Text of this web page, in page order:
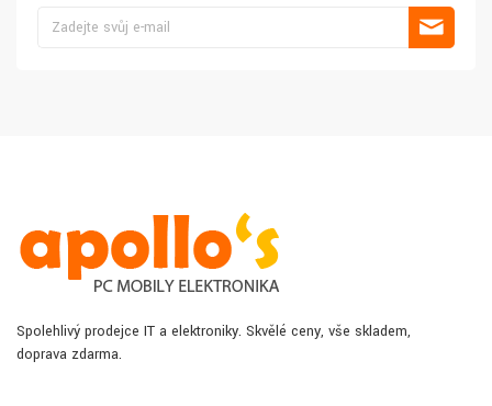
Spolehlivý prodejce IT a elektroniky. Skvělé ceny, vše skladem,
doprava zdarma.